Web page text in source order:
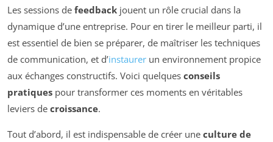
Les sessions de feedback jouent un rôle crucial dans la
dynamique d’une entreprise. Pour en tirer le meilleur parti, il
est essentiel de bien se préparer, de maîtriser les techniques
de communication, et d’instaurer un environnement propice
aux échanges constructifs. Voici quelques conseils
pratiques pour transformer ces moments en véritables
leviers de croissance.
Tout d’abord, il est indispensable de créer une culture de